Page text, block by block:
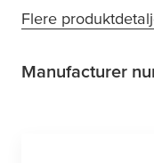
Flere
Manufacturer